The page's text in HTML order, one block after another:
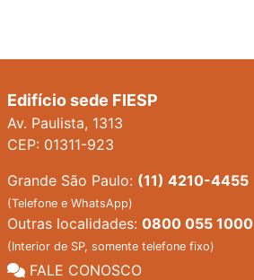
Edifício sede FIESP
Av. Paulista, 1313
CEP: 01311-923
Grande São Paulo: (11) 4210-4455
(Telefone e WhatsApp)
Outras localidades: 0800 055 1000
(Interior de SP, somente telefone fixo)
FALE CONOSCO